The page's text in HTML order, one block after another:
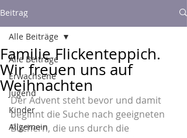
Beitrag
Alle Beiträge
Erwachsene
Jugend
Kinder
Allgemein
Alle Beiträge
Familie Flickenteppich.
Wir freuen uns auf
Weihnachten
Der Advent steht bevor und damit
beginnt die Suche nach geeigneten
Büchern, die uns durch die